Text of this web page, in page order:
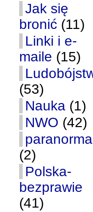
Jak się
bronić (11)
Linki i e-
maile (15)
(53)
Nauka (1)
NWO (42)
(2)
Polska-
bezprawie
(41)